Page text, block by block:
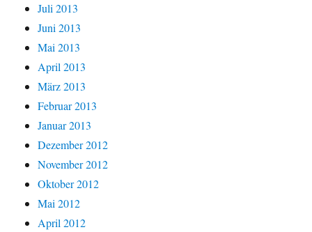
Juli 2013
Juni 2013
Mai 2013
April 2013
März 2013
Februar 2013
Januar 2013
Dezember 2012
November 2012
Oktober 2012
Mai 2012
April 2012